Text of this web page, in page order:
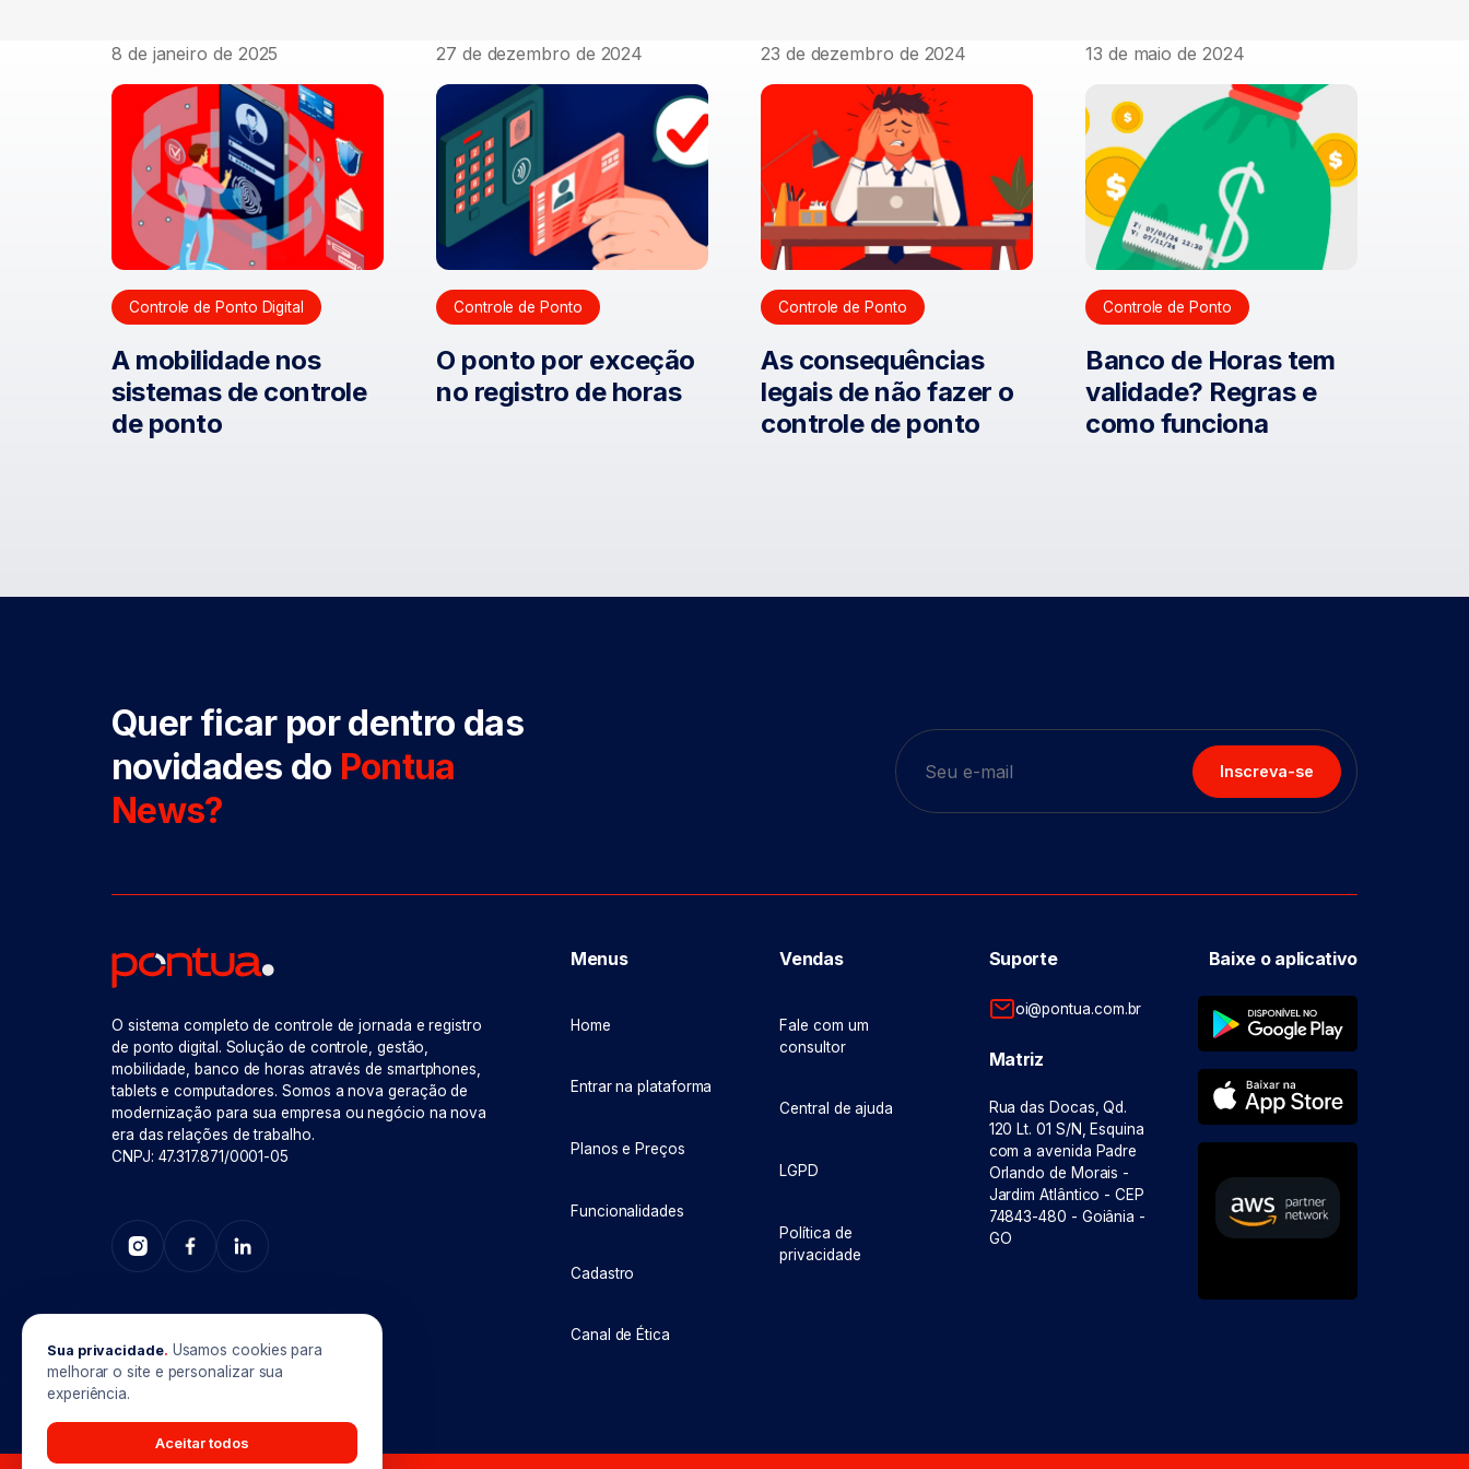
8 de janeiro de 2025
Controle de Ponto Digital
A mobilidade nos
sistemas de controle
de ponto
27 de dezembro de 2024
Controle de Ponto
O ponto por exceção
no registro de horas
23 de dezembro de 2024
Controle de Ponto
As consequências
legais de não fazer o
controle de ponto
13 de maio de 2024
Controle de Ponto
Banco de Horas tem
validade? Regras e
como funciona
Quer ficar por dentro das
novidades do Pontua
News?
Inscreva-se
Menus
Home
Entrar na plataforma
Planos e Preços
Funcionalidades
Cadastro
Canal de Ética
Vendas
Fale com um
consultor
Central de ajuda
LGPD
Política de
privacidade
Suporte
oi@pontua.com.br
Matriz
Rua das Docas, Qd.
120 Lt. 01 S/N, Esquina
com a avenida Padre
Orlando de Morais -
Jardim Atlântico - CEP
74843-480 - Goiânia -
GO
Baixe o aplicativo
O sistema completo de controle de jornada e registro
de ponto digital. Solução de controle, gestão,
mobilidade, banco de horas através de smartphones,
tablets e computadores. Somos a nova geração de
modernização para sua empresa ou negócio na nova
era das relações de trabalho.
CNPJ: 47.317.871/0001-05
Sua privacidade. Usamos cookies para
melhorar o site e personalizar sua
experiência.
Aceitar todos